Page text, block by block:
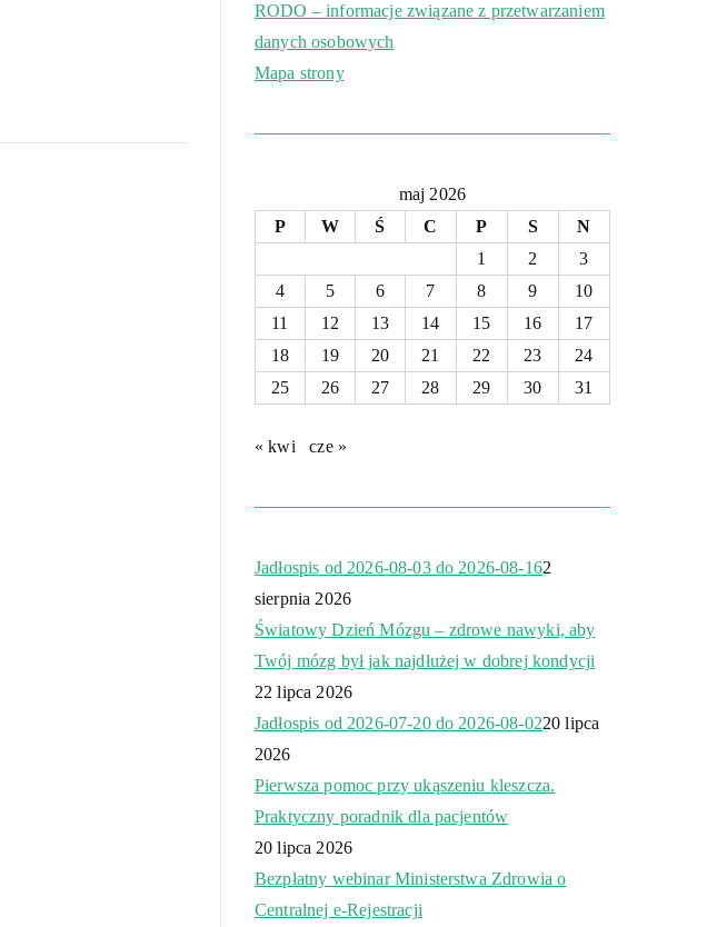
RODO – informacje związane z przetwarzaniem
danych osobowych
Mapa strony
maj 2026
P
W Ś C P S
N
1
2
3
4
5 6 7 8 9
10
11
12 13 14 15 16
17
18
19 20 21 22 23
24
25
26 27 28 29 30 31
« kwi cze »
Jadłospis od 2026-08-03 do 2026-08-162
sierpnia 2026
Światowy Dzień Mózgu – zdrowe nawyki, aby
Twój mózg był jak najdłużej w dobrej kondycji
22 lipca 2026
Jadłospis od 2026-07-20 do 2026-08-0220 lipca
2026
Pierwsza pomoc przy ukąszeniu kleszcza.
Praktyczny poradnik dla pacjentów
20 lipca 2026
Bezpłatny webinar Ministerstwa Zdrowia o
Centralnej e-Rejestracji